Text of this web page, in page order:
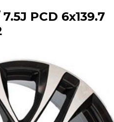
PCD 6x139.7